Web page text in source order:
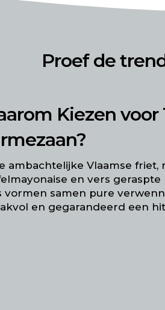
Proef de
Kiezen
ambachtelijke Vlaamse friet,
en vers geraspte
vormen samen pure
en gegarandeerd een